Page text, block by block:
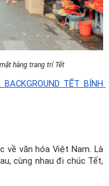
hàng trang trí Tết
BACKGROUND TẾT BÍNH
về văn hóa Việt Nam. Là
cùng nhau đi chúc Tết,